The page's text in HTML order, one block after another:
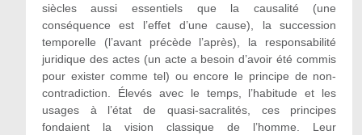
siècles aussi essentiels que la causalité (une
conséquence est l’effet d’une cause), la succession
temporelle (l’avant précède l’après), la responsabilité
juridique des actes (un acte a besoin d’avoir été commis
pour exister comme tel) ou encore le principe de non-
contradiction. Élevés avec le temps, l’habitude et les
usages à l’état de quasi-sacralités, ces principes
fondaient la vision classique de l’homme. Leur